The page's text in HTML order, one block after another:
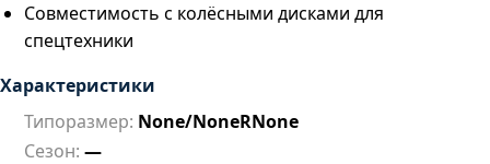
Совместимость с колёсными дисками для
спецтехники
Характеристики
Типоразмер: None/NoneRNone
Сезон: —